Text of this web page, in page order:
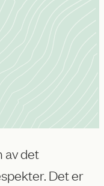
av det
Det er